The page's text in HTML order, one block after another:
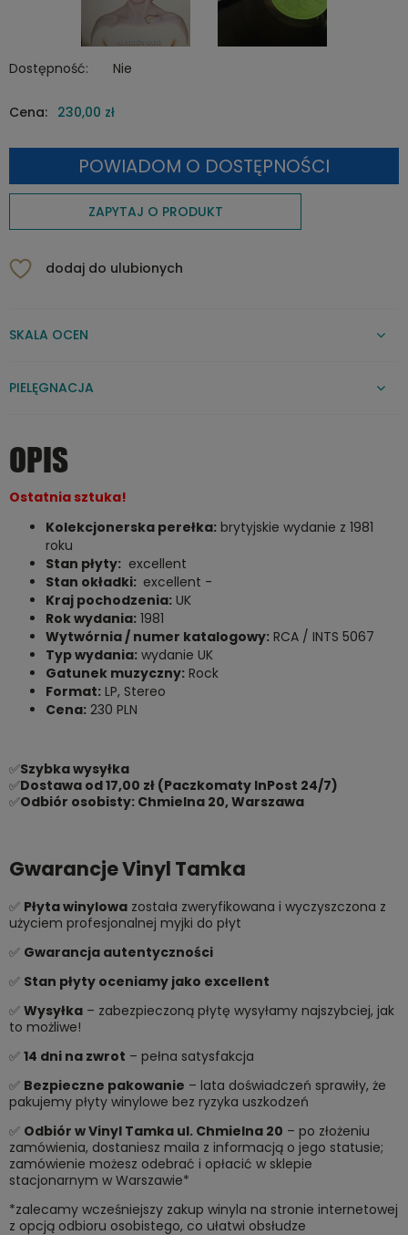
Dostępność: Nie
Cena: 230,00 zł
POWIADOM O DOSTĘPNOŚCI
ZAPYTAJ O PRODUKT
dodaj do ulubionych
SKALA OCEN
PIELĘGNACJA
OPIS
Ostatnia sztuka!
Kolekcjonerska perełka: brytyjskie wydanie z 1981
roku
Stan płyty: excellent
Stan okładki: excellent -
Kraj pochodzenia: UK
Rok wydania: 1981
Wytwórnia / numer katalogowy: RCA / INTS 5067
Typ wydania: wydanie UK
Gatunek muzyczny: Rock
Format: LP, Stereo
Cena: 230 PLN
✅Szybka wysyłka
✅Dostawa od 17,00 zł (Paczkomaty InPost 24/7)
✅Odbiór osobisty: Chmielna 20, Warszawa
Gwarancje Vinyl Tamka
✅ Płyta winylowa została zweryfikowana i wyczyszczona z
użyciem profesjonalnej myjki do płyt
✅ Gwarancja autentyczności
✅ Stan płyty oceniamy jako excellent
✅ Wysyłka – zabezpieczoną płytę wysyłamy najszybciej, jak
to możliwe!
✅ 14 dni na zwrot – pełna satysfakcja
✅ Bezpieczne pakowanie – lata doświadczeń sprawiły, że
pakujemy płyty winylowe bez ryzyka uszkodzeń
✅ Odbiór w Vinyl Tamka ul. Chmielna 20 – po złożeniu
zamówienia, dostaniesz maila z informacją o jego statusie;
zamówienie możesz odebrać i opłacić w sklepie
stacjonarnym w Warszawie*
*zalecamy wcześniejszy zakup winyla na stronie internetowej
z opcją odbioru osobistego, co ułatwi obsłudze